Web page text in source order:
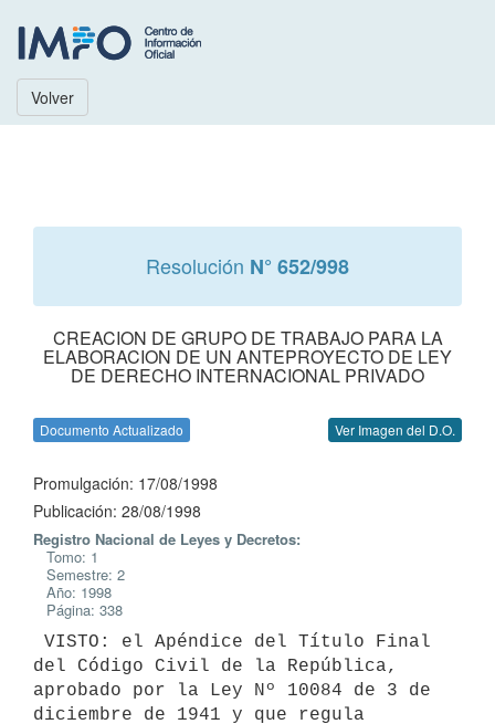
Volver
Resolución N° 652/998
CREACION DE GRUPO DE TRABAJO PARA LA
ELABORACION DE UN ANTEPROYECTO DE LEY
DE DERECHO INTERNACIONAL PRIVADO
Documento Actualizado Ver Imagen del D.O.
Promulgación: 17/08/1998
Publicación: 28/08/1998
Registro Nacional de Leyes y Decretos:
Tomo: 1
Semestre: 2
Año: 1998
Página: 338
del Código Civil de la República,
aprobado por la Ley Nº 10084 de 3 de
diciembre de 1941 y que regula